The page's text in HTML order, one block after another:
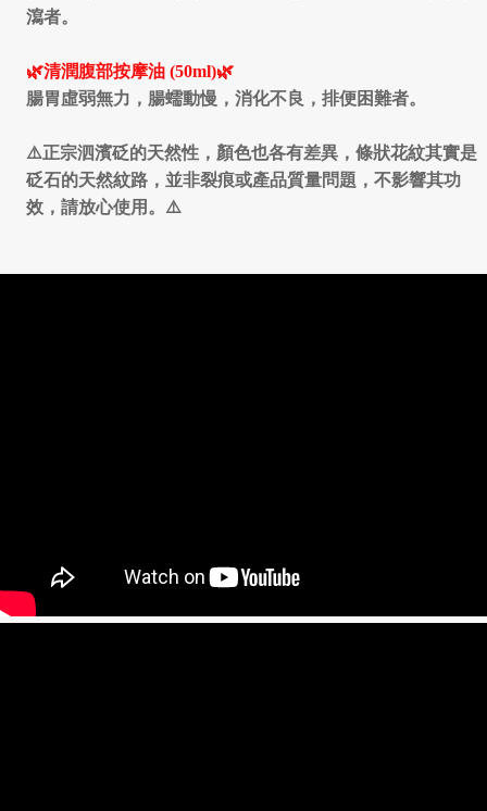
瀉者。
🌿清潤腹部按摩油 (50ml)🌿
腸胃虛弱無力，腸蠕動慢，消化不良，排便困難者。
⚠️正宗泗濱砭的天然性，顏色也各有差異，條狀花紋其實是
砭石的天然紋路，並非裂痕或產品質量問題，不影響其功
效，請放心使用。⚠️